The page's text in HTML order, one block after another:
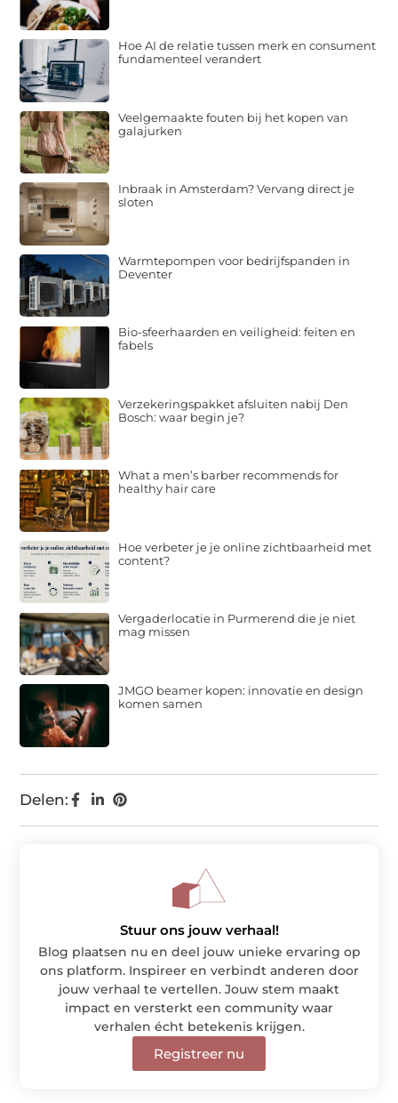
Delen:
Hoe AI de relatie tussen merk en consument
fundamenteel verandert
Veelgemaakte fouten bij het kopen van
galajurken
Inbraak in Amsterdam? Vervang direct je
sloten
Warmtepompen voor bedrijfspanden in
Deventer
Bio-sfeerhaarden en veiligheid: feiten en
fabels
Verzekeringspakket afsluiten nabij Den
Bosch: waar begin je?
What a men’s barber recommends for
healthy hair care
Hoe verbeter je je online zichtbaarheid met
content?
Vergaderlocatie in Purmerend die je niet
mag missen
JMGO beamer kopen: innovatie en design
komen samen
Stuur ons jouw verhaal!
Blog plaatsen nu en deel jouw unieke ervaring op
ons platform. Inspireer en verbindt anderen door
jouw verhaal te vertellen. Jouw stem maakt
impact en versterkt een community waar
verhalen écht betekenis krijgen.
Registreer nu